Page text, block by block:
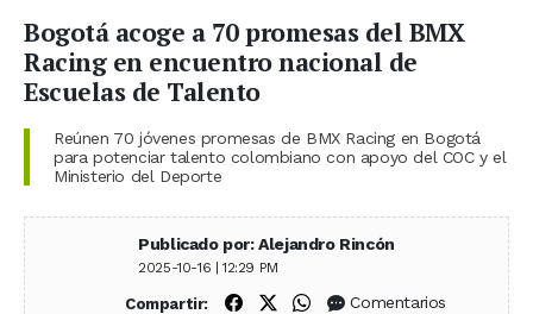
Bogotá acoge a 70 promesas del BMX
Racing en encuentro nacional de
Escuelas de Talento
Reúnen 70 jóvenes promesas de BMX Racing en Bogotá
para potenciar talento colombiano con apoyo del COC y el
Ministerio del Deporte
Publicado por: Alejandro Rincón
2025-10-16 | 12:29 PM
Compartir: Compartir en Facebook
Compartir en X (Twitter)
Compartir en WhatsApp
Comentarios